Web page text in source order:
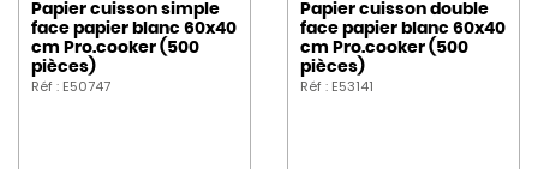
Papier cuisson simple
face papier blanc 60x40
cm Pro.cooker (500
pièces)
Réf : E50747
Papier cuisson double
face papier blanc 60x40
cm Pro.cooker (500
pièces)
Réf : E53141